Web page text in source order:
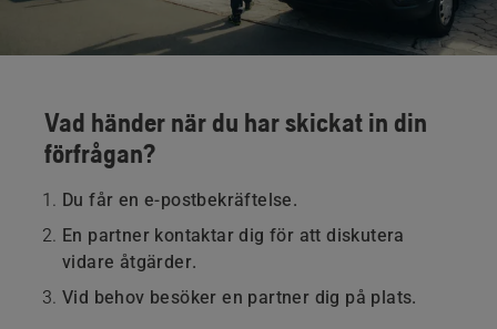
Vad händer när du har skickat in din
förfrågan?
Du får en e-postbekräftelse.
En partner kontaktar dig för att diskutera
vidare åtgärder.
Vid behov besöker en partner dig på plats.